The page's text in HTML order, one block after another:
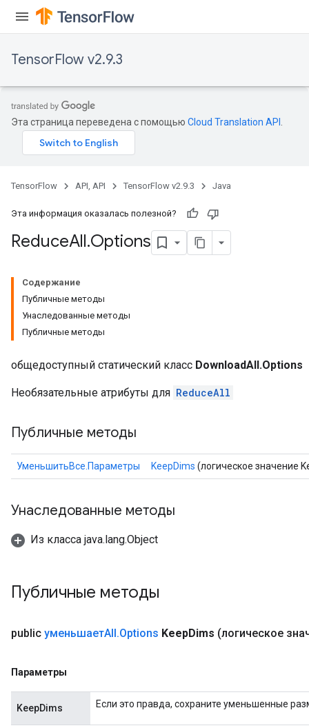
TensorFlow v2.9.3
Эта страница переведена с помощью Cloud Translation API
TensorFlow API, API TensorFlow v2.9.3 Java
Эта информация оказалась полезной?
ReduceAll.Options
Содержание
Публичные методы
Унаследованные методы
Публичные методы
общедоступный статический класс DownloadAll.Options
Необязательные атрибуты для ReduceAll
Публичные методы
УменьшитьВсе.Параметры KeepDims (логическое значение
Унаследованные методы
Из класса java.lang.Object
Публичные методы
public уменьшаетAll.Options KeepDims (логическое
Параметры
KeepDims Если это правда, сохраните уменьшенные